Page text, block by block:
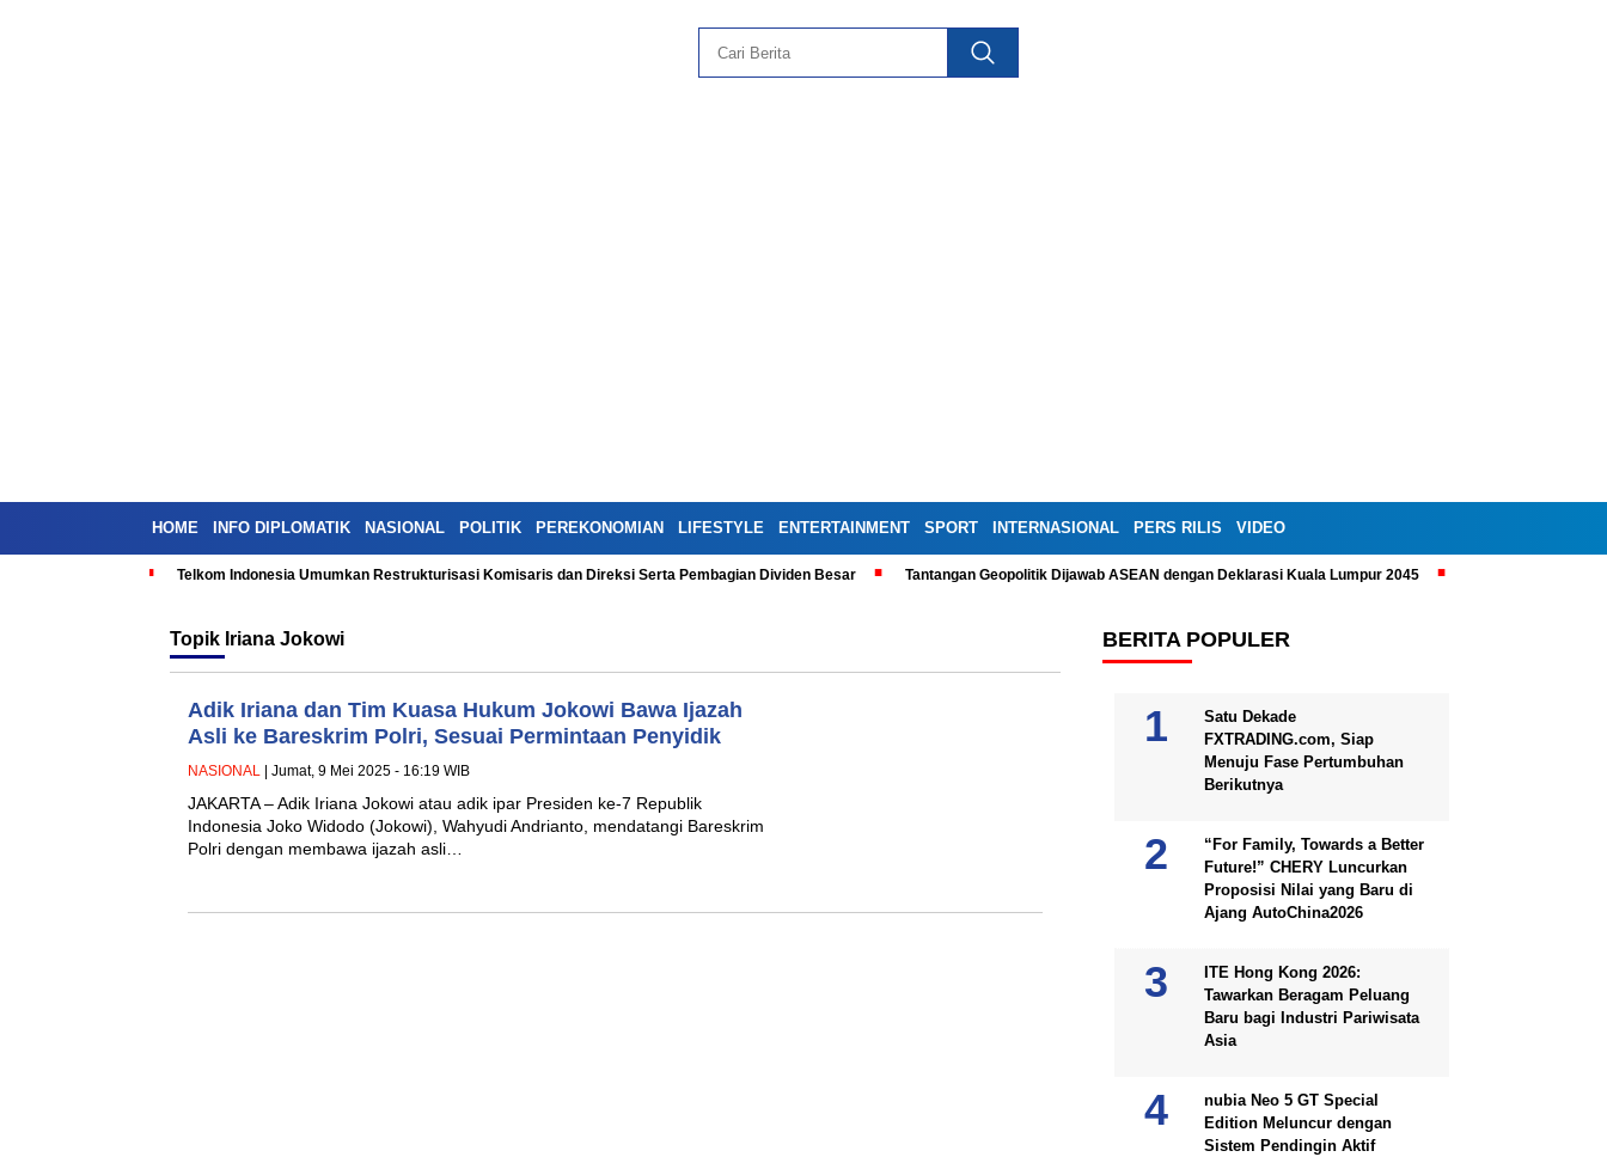
HOME INFO DIPLOMATIK NASIONAL POLITIK PEREKONOMIAN LIFESTYLE ENTERTAINMENT SPORT INTERNASIONAL PERS RILIS VIDEO
Telkom Indonesia Umumkan Restrukturisasi Komisaris dan Direksi Serta Pembagian Dividen Besar Tantangan Geopolitik Dijawab ASEAN dengan Deklarasi Kuala Lumpur 2045
Topik Iriana Jokowi
Adik Iriana dan Tim Kuasa Hukum Jokowi Bawa Ijazah
Asli ke Bareskrim Polri, Sesuai Permintaan Penyidik
NASIONAL | Jumat, 9 Mei 2025 - 16:19 WIB
JAKARTA – Adik Iriana Jokowi atau adik ipar Presiden ke-7 Republik
Indonesia Joko Widodo (Jokowi), Wahyudi Andrianto, mendatangi Bareskrim
Polri dengan membawa ijazah asli…
BERITA POPULER
Satu Dekade
FXTRADING.com, Siap
Menuju Fase Pertumbuhan
Berikutnya
“For Family, Towards a Better
Future!” CHERY Luncurkan
Proposisi Nilai yang Baru di
Ajang AutoChina2026
ITE Hong Kong 2026:
Tawarkan Beragam Peluang
Baru bagi Industri Pariwisata
Asia
nubia Neo 5 GT Special
Edition Meluncur dengan
Sistem Pendingin Aktif